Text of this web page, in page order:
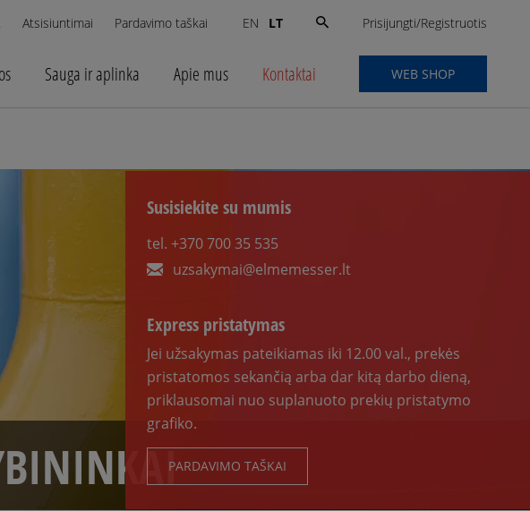
Atsisiuntimai Pardavimo taškai EN LT
Search
Prisijungti/Registruotis
Sauga ir aplinka Apie mus Kontaktai WEB SHOP
Susisiekite su mumis
tel. +370 700 35 535
uzsakymai@elmemesser.lt
Express pristatymas
Jei užsakymas pateikiamas iki 12.00 val., prekės
pristatomos sekančią arba dar kitą darbo dieną,
priklausomai nuo suplanuoto prekių pristatymo
grafiko.
PARDAVIMO TAŠKAI